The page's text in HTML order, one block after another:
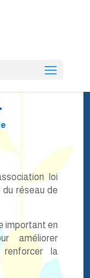
loi
réseau de
important en
améliorer
la